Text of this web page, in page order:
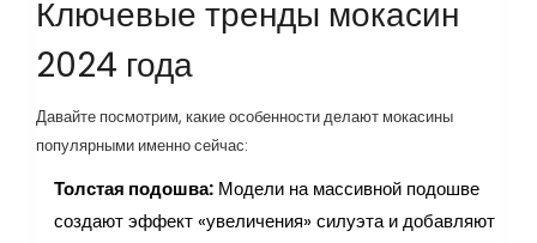
Ключевые тренды мокасин
2024 года
Давайте посмотрим, какие особенности делают мокасины
популярными именно сейчас:
Толстая подошва: Модели на массивной подошве
создают эффект «увеличения» силуэта и добавляют